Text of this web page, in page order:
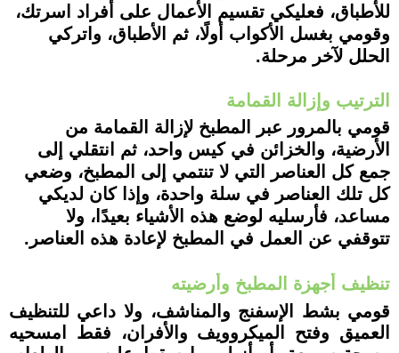
للأطباق، فعليكي تقسيم الأعمال على أفراد اسرتك،
وقومي بغسل الأكواب أولًا، ثم الأطباق، واتركي
الحلل لآخر مرحلة.
الترتيب وإزالة القمامة
قومي بالمرور عبر المطبخ لإزالة القمامة من
الأرضية، والخزائن في كيس واحد، ثم انتقلي إلى
جمع كل العناصر التي لا تنتمي إلى المطبخ، وضعي
كل تلك العناصر في سلة واحدة، وإذا كان لديكي
مساعد، فأرسليه لوضع هذه الأشياء بعيدًا، ولا
تتوقفي عن العمل في المطبخ لإعادة هذه العناصر.
تنظيف أجهزة المطبخ وأرضيته
قومي بشط الإسفنج والمناشف، ولا داعي للتنظيف
العميق وفتح الميكروويف والأفران، فقط امسحيه